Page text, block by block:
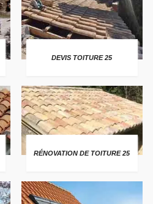
DEVIS TOITURE 25
RÉNOVATION DE TOITURE 25